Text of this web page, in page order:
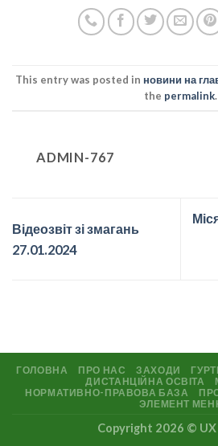
This entry was posted in новини на
the permalink.
ADMIN-767
Відеозвіт зі змагань
27.01.2024
ГОЛОВНА ПРО НАС ЗАХОДИ
ДИСТАНЦІЙНА ОСВІТА
НОРМАТИВНО-ПРАВОВА БАЗА
ЭЛЕМЕНТ
Copyright 2026 ©